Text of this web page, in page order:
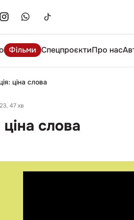
Фільми СпецпроєктиПро нас
ціна слова
, 47 хв
слова